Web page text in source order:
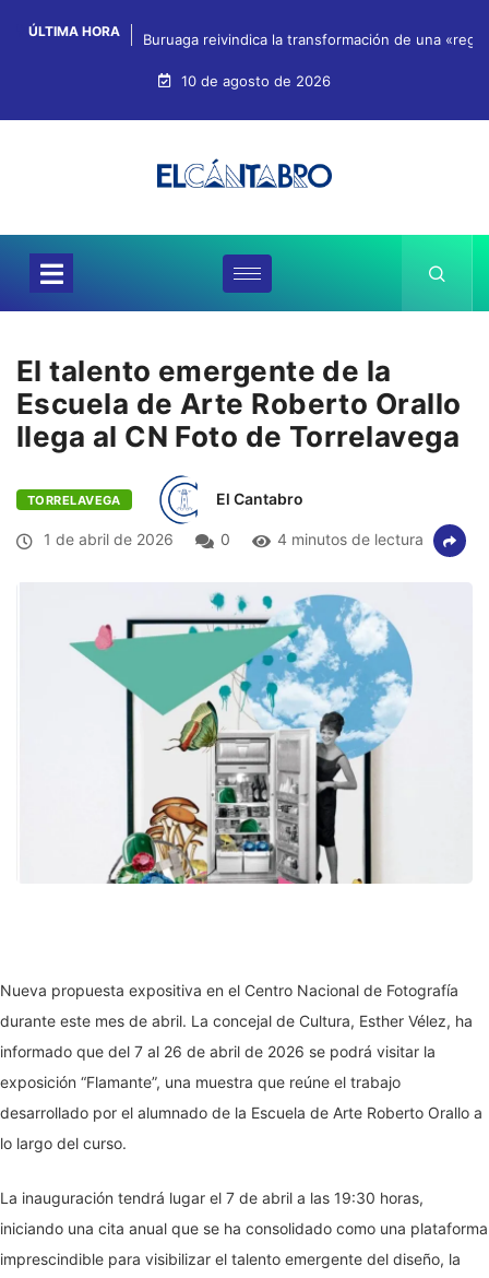
ÚLTIMA HORA Buruaga reivindica la transformación de una
10 de agosto de 2026
El talento emergente de la
Escuela de Arte Roberto Orallo
llega al CN Foto de Torrelavega
TORRELAVEGA El Cantabro
1 de abril de 2026 0 4 minutos de lectura
Nueva propuesta expositiva en el Centro Nacional de Fotografía
durante este mes de abril. La concejal de Cultura, Esther Vélez, ha
informado que del 7 al 26 de abril de 2026 se podrá visitar la
exposición “Flamante”, una muestra que reúne el trabajo
desarrollado por el alumnado de la Escuela de Arte Roberto Orallo a
lo largo del curso.
La inauguración tendrá lugar el 7 de abril a las 19:30 horas,
iniciando una cita anual que se ha consolidado como una plataforma
imprescindible para visibilizar el talento emergente del diseño, la